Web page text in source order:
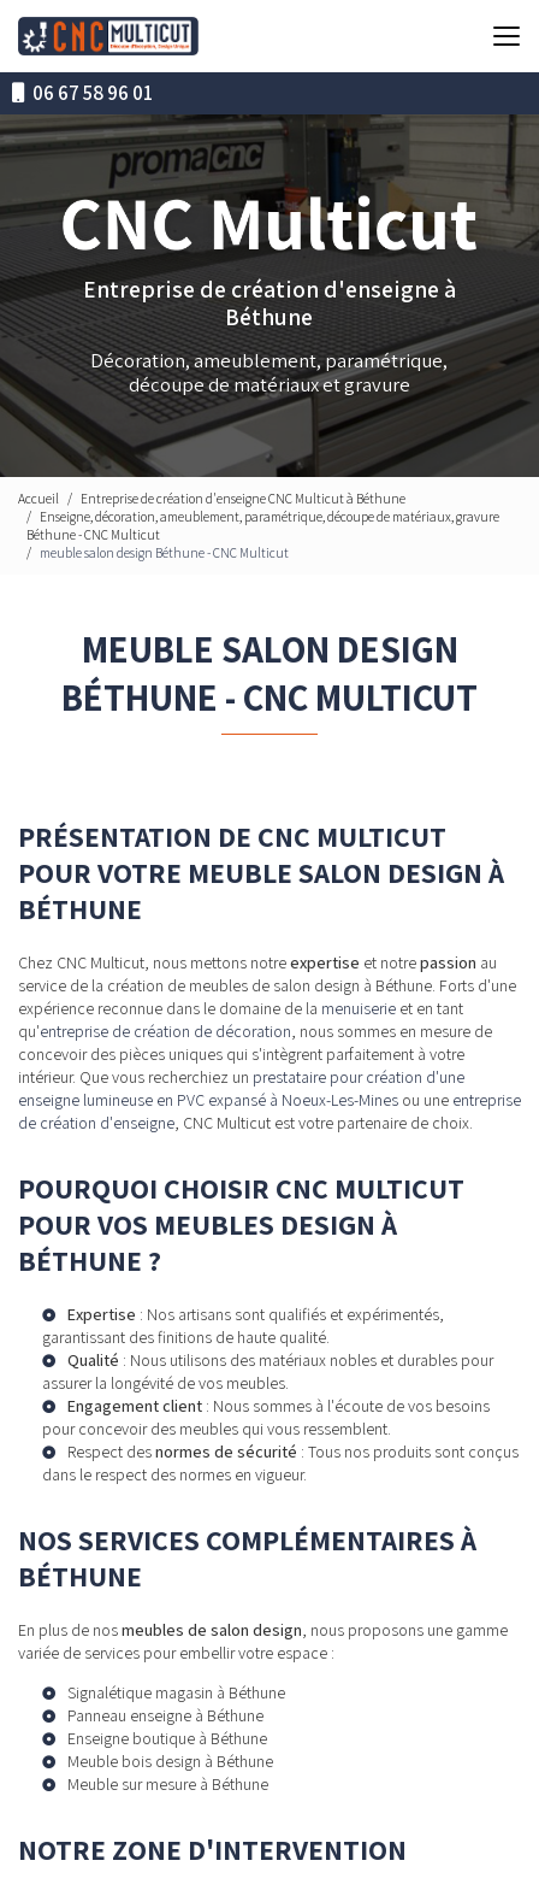
contenu
principal06 67 58 96 01
Entreprise de création d'enseigne à
Béthune
Décoration, ameublement, paramétrique,
découpe de matériaux et gravure
Accueil
Entreprise de création d'enseigne CNC Multicut à Béthune
Enseigne, décoration, ameublement, paramétrique, découpe de matériaux, gravure
Béthune - CNC Multicut
meuble salon design Béthune - CNC Multicut
MEUBLE SALON DESIGN
BÉTHUNE - CNC MULTICUT
PRÉSENTATION DE CNC MULTICUT
POUR VOTRE MEUBLE SALON DESIGN À
BÉTHUNE
Chez CNC Multicut, nous mettons notreexpertise et notrepassion au
service de la création de meubles de salon design à Béthune. Forts d'une
expérience reconnue dans le domaine de la menuiserie et en tant
qu'entreprise de création de décoration , nous sommes en mesure de
concevoir des pièces uniques qui s'intègrent parfaitement à votre
intérieur. Que vous recherchiez un prestataire pour création d'une
enseigne lumineuse en PVC expansé à Noeux-Les-Mines ou une entreprise
de création d'enseigne , CNC Multicut est votre partenaire de choix.
POURQUOI CHOISIR CNC MULTICUT
POUR VOS MEUBLES DESIGN À
BÉTHUNE ?
Expertise : Nos artisans sont qualifiés et expérimentés,
garantissant des finitions de haute qualité.
Qualité : Nous utilisons des matériaux nobles et durables pour
assurer la longévité de vos meubles.
Engagement client : Nous sommes à l'écoute de vos besoins
pour concevoir des meubles qui vous ressemblent.
Respect desnormes de sécurité : Tous nos produits sont conçus
dans le respect des normes en vigueur.
NOS SERVICES COMPLÉMENTAIRES À
BÉTHUNE
En plus de nosmeubles de salon design , nous proposons une gamme
variée de services pour embellir votre espace :
Signalétique magasin à Béthune
Panneau enseigne à Béthune
Enseigne boutique à Béthune
Meuble bois design à Béthune
Meuble sur mesure à Béthune
NOTRE ZONE D'INTERVENTION